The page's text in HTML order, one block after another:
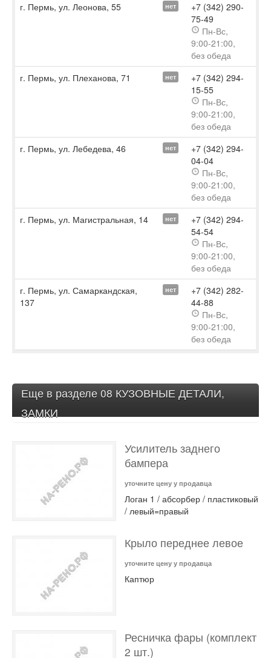
г. Пермь, ул. Леонова, 55 нет
+7 (342) 290-
75-49
Пн-Вс,
9:00-21:00,
без обеда
г. Пермь, ул. Плеханова, 71
нет
+7 (342) 294-
15-55
Пн-Вс,
9:00-21:00,
без обеда
г. Пермь, ул. Лебедева, 46
нет
+7 (342) 294-
04-04
Пн-Вс,
9:00-21:00,
без обеда
г. Пермь, ул. Магистральная, 14
нет
+7 (342) 294-
54-54
Пн-Вс,
9:00-21:00,
без обеда
г. Пермь, ул. Самаркандская,
137
нет
+7 (342) 282-
44-88
Пн-Вс,
9:00-21:00,
без обеда
Еще в разделе 08 КУЗОВНЫЕ ДЕТАЛИ,
ЗАМКИ
Усилитель заднего
бампера
уточните цену у продавца
Логан 1 / абсорбер / пластиковый
/ левый=правый
Крыло переднее левое
уточните цену у продавца
Каптюр
Ресничка фары (комплект
2 шт.)